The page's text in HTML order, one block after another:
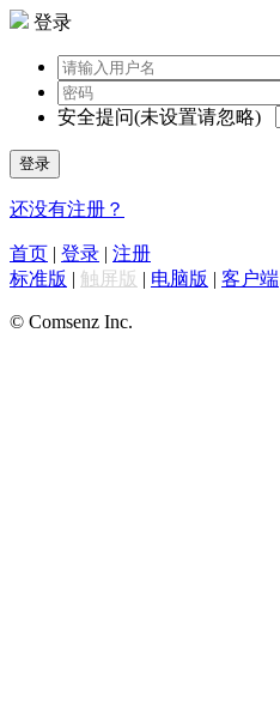
登录
安全提问(未设置请忽略)
登录
还没有注册？
首页 | 登录 | 注册
标准版 | 触屏版 | 电脑版 | 客户端
© Comsenz Inc.